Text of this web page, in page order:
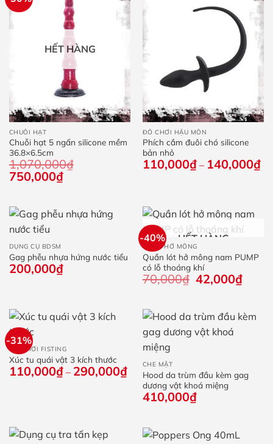
HẾT HÀNG
CHUỖI HẠT
Chuỗi hạt 5 ngấn silicone mềm
36.8×6.5cm
1,070,000₫
Giá
gốc
1,070,000₫.
750,000₫Giá
hiện
750,000₫.
ĐỒ CHƠI HẬU MÔN
Phích cắm đuôi chó silicone
bản nhỏ
110,000₫ – 140,000₫
DỤNG CỤ BDSM
Gag phễu nhựa hứng nước tiểu
200,000₫
-40% HẾT HÀNG
QUẦN HỞ MÔNG
Quần lót hở mông nam PUMP
có lỗ thoáng khí
70,000₫ Giá
gốc
42,000₫Giá
hiện
-31%
ĐỒ CHƠI FISTING
Xúc tu quái vật 3 kích thước
110,000₫ – 290,000₫Khoảng
giá:
110,000₫
CHE MẶT
Hood da trùm đầu kèm gag
dương vật khoá miệng
410,000₫